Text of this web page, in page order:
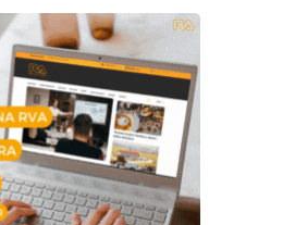
MARKETING
KONTAKT